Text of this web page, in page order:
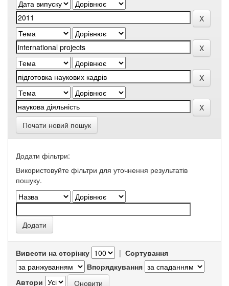
Почати новий пошук
Додати фільтри:
Використовуйте фільтри для уточнення результатів
пошуку.
Вивести на сторінку | Сортування
Впорядкування
Автори